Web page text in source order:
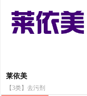
莱依美
【3类】去污剂